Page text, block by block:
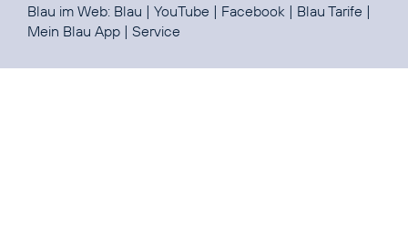
Blau im Web: Blau | YouTube | Facebook | Blau Tarife |
Mein Blau App | Service